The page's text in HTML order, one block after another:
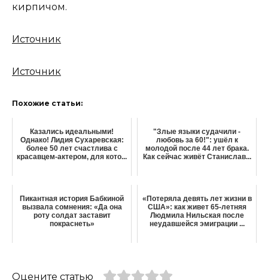
кирпичом.
Источник
Источник
Похожие статьи:
Казались идеальными!
Однако! Лидия Сухаревская:
более 50 лет счастлива с
красавцем-актером, для кото...
"Злые языки судачили -
любовь за 60!": ушёл к
молодой после 44 лет брака.
Как сейчас живёт Станислав...
Пикантная история Бабкиной
вызвала сомнения: «Да она
роту солдат заставит
покраснеть»
«Потеряла девять лет жизни в
США»: как живет 65-летняя
Людмила Нильская после
неудавшейся эмиграции ...
Оцените статью